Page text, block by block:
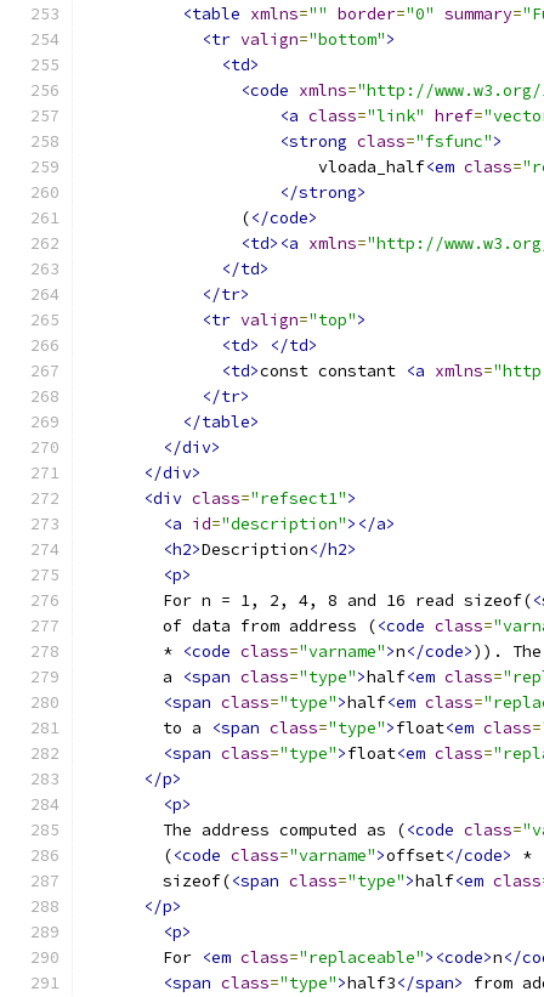
<table xmlns="" border="0" summary=
<tr valign="bottom">
<td>
<code xmlns="http://www.w3.org/
<a class="link" href=
<strong class="fsfunc">
                        vloada_half
<em class=
</strong>
                (
</code>
<td><a xmlns="http://
</td>
</tr>
<tr valign="top">
<td>
</td>
<td>const constant <a xmlns=
</tr>
</table>
</div>
</div>
<div class="refsect1">
<a id="description"></a>
<h2>Description</h2>
<p>
        For n = 1, 2, 4, 8 and 16 read sizeof(
        of data from address (
<code class=
        *
<code class="varname">n</code>)).
        a
<span class="type">half<em class=
<span class="type">half<em class=
        to a
<span class="type">float<em class=
<span class="type">float<em class=
</p>
<p>
        The address computed as (
<code class=
        (
<code class="varname">offset</code> *
        sizeof(
<span class="type">half<em class
</p>
<p>
        For
<em class="replaceable"><code>n</
<span class="type">half3</span>
from